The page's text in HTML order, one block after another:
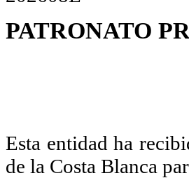
PATRONATO
Esta entidad ha
de la Costa Blanca